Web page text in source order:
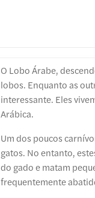
O Lobo Árabe,
lobos. Enquanto as
interessante. Eles
Arábica.
Um dos poucos
gatos. No entanto,
do gado e matam
frequentemente